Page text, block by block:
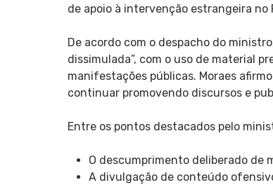
de apoio à intervenção estrangeira no
De acordo com o despacho do
dissimulada”, com o uso de material
manifestações públicas. Moraes
continuar promovendo discursos e
Entre os pontos destacados pelo
O descumprimento deliberado de
A divulgação de conteúdo